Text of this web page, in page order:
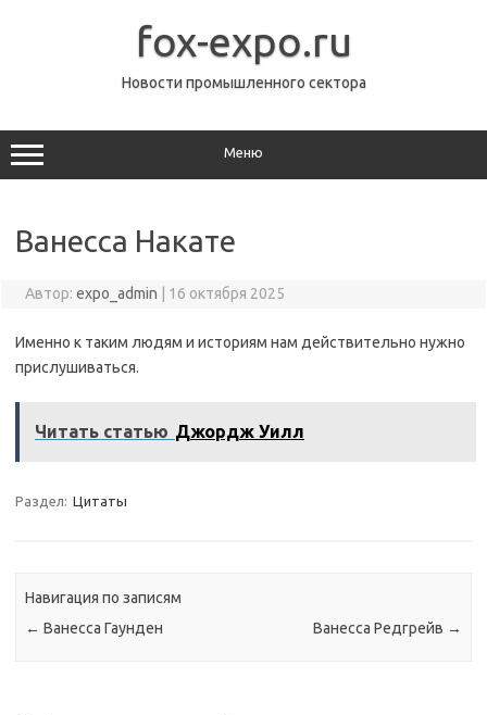
fox-expo.ru
Новости промышленного сектора
Меню
Ванесса Накате
Автор: expo_admin 16 октября 2025
Именно к таким людям и историям нам действительно нужно
прислушиваться.
Читать статью Джордж Уилл
Раздел: Цитаты
Навигация по записям
← Ванесса Гаунден Ванесса Редгрейв →